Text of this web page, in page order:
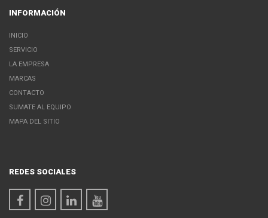
INFORMACIÓN
INICIO
SERVICIO
LA EMPRESA
MARCAS
CONTACTO
SUMATE AL EQUIPO
MAPA DEL SITIO
REDES SOCIALES